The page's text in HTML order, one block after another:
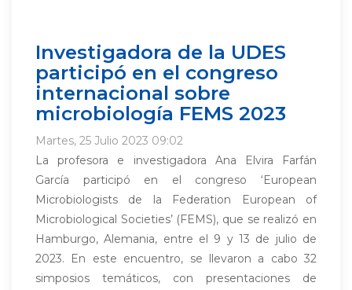
Investigadora de la UDES
participó en el congreso
internacional sobre
microbiología FEMS 2023
Martes, 25 Julio 2023 09:02
La profesora e investigadora Ana Elvira Farfán
García participó en el congreso ‘European
Microbiologists de la Federation European of
Microbiological Societies’ (FEMS), que se realizó en
Hamburgo, Alemania, entre el 9 y 13 de julio de
2023. En este encuentro, se llevaron a cabo 32
simposios temáticos, con presentaciones de